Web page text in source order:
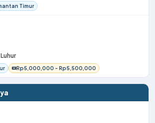
Timur
Rp5,000,000 - Rp5,500,000